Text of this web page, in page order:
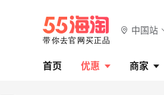
中国站
首页 优惠 商家